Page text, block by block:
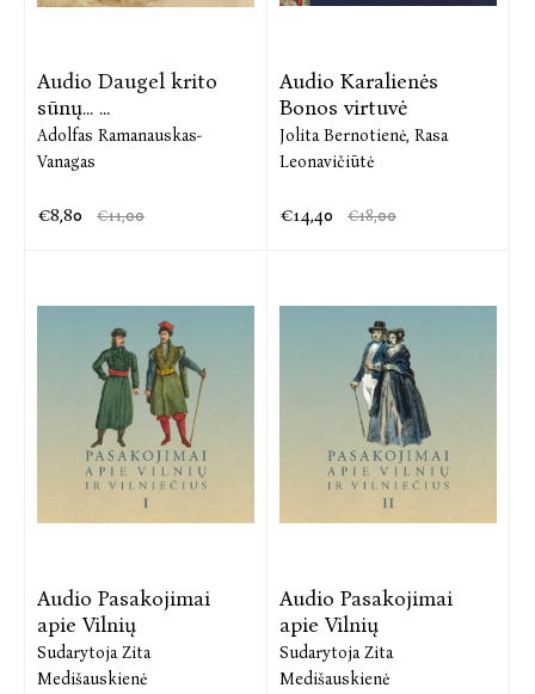
Audio Daugel krito
sūnų... ...
Adolfas Ramanauskas-
Vanagas
€8,80 €11,00
Audio Karalienės
Bonos virtuvė
Jolita Bernotienė, Rasa
Leonavičiūtė
€14,40 €18,00
Audio Pasakojimai
apie Vilnių
Sudarytoja Zita
Medišauskienė
Audio Pasakojimai
apie Vilnių
Sudarytoja Zita
Medišauskienė